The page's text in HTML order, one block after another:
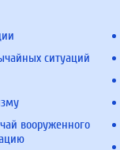
ситуаций
вооруженного